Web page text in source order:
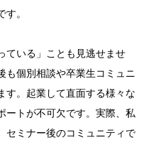
。
ている」ことも見逃せませ
も個別相談や卒業生コミュニ
す。起業して直面する様々な
ートが不可欠です。実際、私
セミナー後のコミュニティで